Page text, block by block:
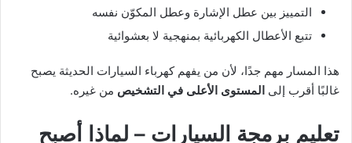
التمييز بين عطل الإشارة وعطل المكوّن نفسه
تتبع الأعطال الكهربائية بمنهجية لا بعشوائية
هذا المسار مهم جدًا، لأن من يفهم كهرباء السيارات الحديثة يصبح
غالبًا أقرب إلى المستوى الأعلى في التشخيص من غيره.
تعليم برمجة السيارات – لماذا أصبح